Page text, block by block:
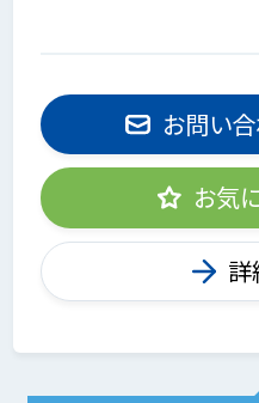
お問い
お気
詳